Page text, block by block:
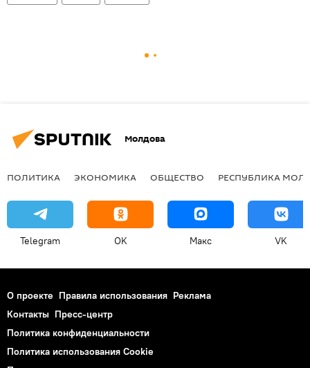
Молдова
ПОЛИТИКА ЭКОНОМИКА ОБЩЕСТВО РЕСПУБЛИКА
Telegram OK Макс VK
О проекте Правила использования Реклама
Контакты Пресс-центр
Политика конфиденциальности
Политика использования Cookie